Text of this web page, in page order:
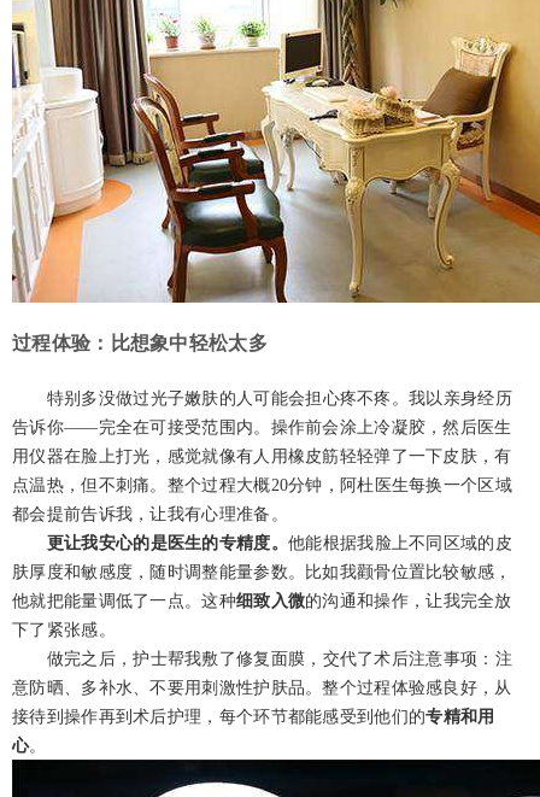
过程体验：比想象中轻松太多
特别多没做过光子嫩肤的人可能会担心疼不疼。我以亲身经历
告诉你——完全在可接受范围内。操作前会涂上冷凝胶，然后医生
用仪器在脸上打光，感觉就像有人用橡皮筋轻轻弹了一下皮肤，有
点温热，但不刺痛。整个过程大概20分钟，阿杜医生每换一个区域
都会提前告诉我，让我有心理准备。
更让我安心的是医生的专精度。 他能根据我脸上不同区域的皮
肤厚度和敏感度，随时调整能量参数。比如我颧骨位置比较敏感，
他就把能量调低了一点。这种细致入微的沟通和操作，让我完全放
下了紧张感。
做完之后，护士帮我敷了修复面膜，交代了术后注意事项：注
意防晒、多补水、不要用刺激性护肤品。整个过程体验感良好，从
接待到操作再到术后护理，每个环节都能感受到他们的专精和用
心。